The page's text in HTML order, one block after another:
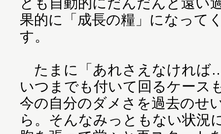
果的に「成長の糧」になって
す。
たまに「あれさえなければ
いつまでも付いて回るケース
今の自分のダメさを過去のせ
ら。そんなみっともない状況